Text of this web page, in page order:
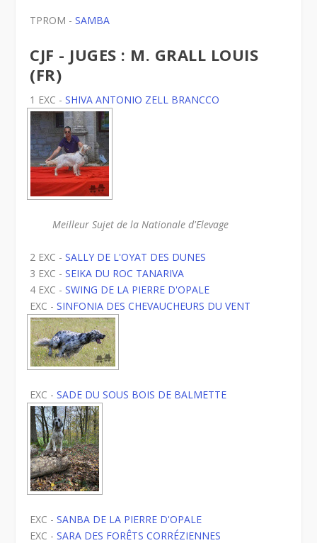
TPROM -SAMBA
CJF - JUGES : M. GRALL LOUIS
(FR)
1 EXC -SHIVA ANTONIO ZELL BRANCCO
Meilleur Sujet de la Nationale d'Elevage
2 EXC -SALLY DE L'OYAT DES DUNES
3 EXC -SEIKA DU ROC TANARIVA
4 EXC -SWING DE LA PIERRE D'OPALE
EXC -SINFONIA DES CHEVAUCHEURS DU VENT
EXC -SADE DU SOUS BOIS DE BALMETTE
EXC -SANBA DE LA PIERRE D'OPALE
EXC -SARA DES FORÊTS CORRÉZIENNES